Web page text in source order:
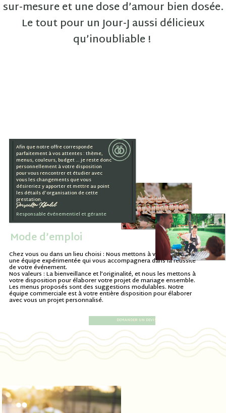
sur-mesure et une dose d’amour bien dosée.
Le tout pour un Jour-J aussi délicieux
qu’inoubliable !
Chez vous ou dans un lieu choisi : Nous mettons à votre disposition
une équipe expérimentée qui vous accompagnera dans la réussite
de votre événement.
Nos valeurs : La bienveillance et l’originalité, et nous les mettons à
votre disposition pour élaborer votre projet de mariage ensemble.
Les menus proposés sont des suggestions modulables. Notre
équipe commerciale est à votre entière disposition pour élaborer
avec vous un projet personnalisé.
Mode d’emploi
DEMANDER UN DEVIS
Afin que notre offre corresponde
parfaitement à vos attentes : thème,
menus, couleurs, budget … je reste donc
personnellement à votre disposition
pour vous rencontrer et étudier avec
vous les changements que vous
désireriez y apporter et mettre au point
les détails d’organisation de cette
prestation.
Priscilla Khalil
Responsable événementiel et gérante